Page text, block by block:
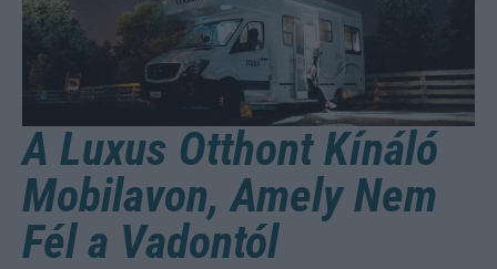
A Luxus Otthont Kínáló
Mobilavon, Amely Nem
Fél a Vadontól